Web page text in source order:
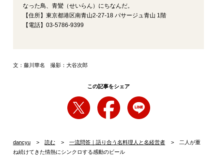
なった鳥、青鸞（せいらん）にちなんだ。
【住所】東京都港区南青山2‐27‐18 パサージュ青山 1階
【電話】03‐5786‐9399
文：藤川華名 撮影：大谷次郎
この記事をシェア
dancyu 読む 一流問答｜語り合う名料理人と名経営者
二人が重
ね続けてきた情熱にシンクロする感動のビール